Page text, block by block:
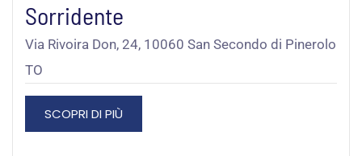
Sorridente
Via Rivoira Don, 24, 10060 San Secondo di Pinerolo
TO
SCOPRI DI PIÙ